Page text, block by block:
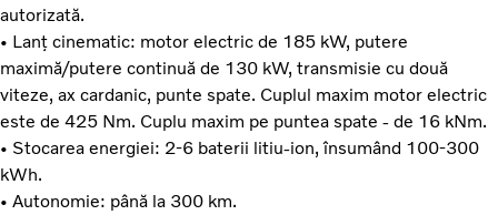
autorizată.
• Lanț cinematic: motor electric de 185 kW, putere
maximă/putere continuă de 130 kW, transmisie cu două
viteze, ax cardanic, punte spate. Cuplul maxim motor electric
este de 425 Nm. Cuplu maxim pe puntea spate - de 16 kNm.
• Stocarea energiei: 2-6 baterii litiu-ion, însumând 100-300
kWh.
• Autonomie: până la 300 km.